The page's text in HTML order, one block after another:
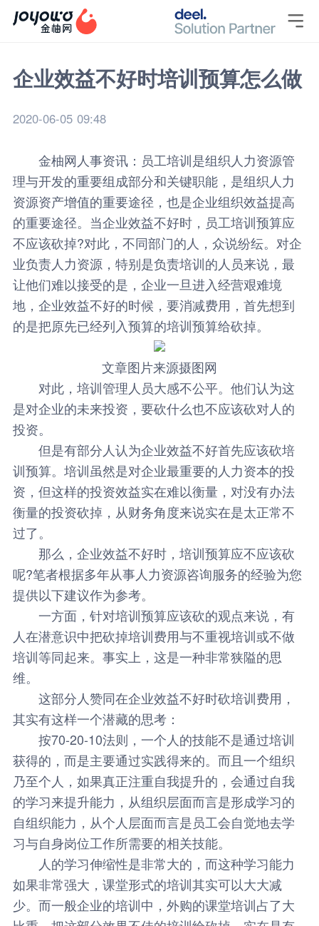

企业效益不好时培训预算怎么做
2020-06-05 09:48
金柚网 人事资讯：员工培训是组织人力资源管
理与开发的重要组成部分和关键职能，是组织人力
资源资产增值的重要途径，也是企业组织效益提高
的重要途径。当企业效益不好时，员工培训预算应
不应该砍掉?对此，不同部门的人，众说纷纭。对企
业负责人力资源，特别是负责培训的人员来说，最
让他们难以接受的是，企业一旦进入经营艰难境
地，企业效益不好的时候，要消减费用，首先想到
的是把原先已经列入预算的培训预算给砍掉。
文章图片来源摄图网
对此，培训管理人员大感不公平。他们认为这
是对企业的未来投资，要砍什么也不应该砍对人的
投资。
但是有部分人认为企业效益不好首先应该砍培
训预算。培训虽然是对企业最重要的人力资本的投
资，但这样的投资效益实在难以衡量，对没有办法
衡量的投资砍掉，从财务角度来说实在是太正常不
过了。
那么，企业效益不好时，培训预算应不应该砍
呢?笔者根据多年从事人力资源咨询服务的经验为您
提供以下建议作为参考。
一方面，针对培训预算应该砍的观点来说，有
人在潜意识中把砍掉培训费用与不重视培训或不做
培训等同起来。事实上，这是一种非常狭隘的思
维。
这部分人赞同在企业效益不好时砍培训费用，
其实有这样一个潜藏的思考：
按70-20-10法则，一个人的技能不是通过培训
获得的，而是主要通过实践得来的。而且一个组织
乃至个人，如果真正注重自我提升的，会通过自我
的学习来提升能力，从组织层面而言是形成学习的
自组织能力，从个人层面而言是员工会自觉地去学
习与自身岗位工作所需要的相关技能。
人的学习伸缩性是非常大的，而这种学习能力
如果非常强大，课堂形式的培训其实可以大大减
少。而一般企业的培训中，外购的课堂培训占了大